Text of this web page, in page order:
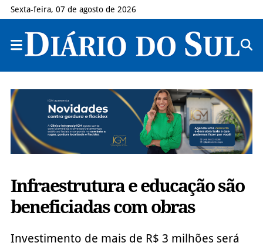
Sexta-feira, 07 de agosto de 2026
Infraestrutura e educação são
beneficiadas com obras
Investimento de mais de R$ 3 milhões será